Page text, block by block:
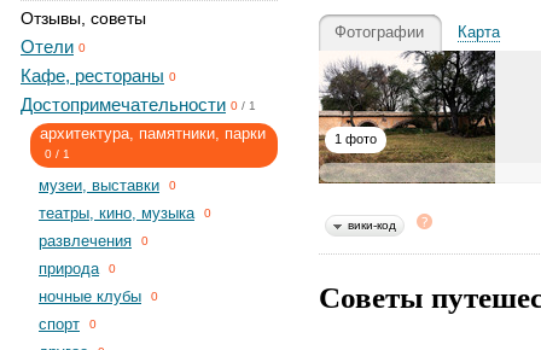
Отзывы, советы
Отели 0
Кафе, рестораны 0
Достопримечательности 0 / 1
архитектура, памятники, парки
0 / 1
музеи, выставки 0
театры, кино, музыка 0
развлечения 0
природа 0
ночные клубы 0
спорт 0
Фотографии Карта
1 фото
вики-код
Советы